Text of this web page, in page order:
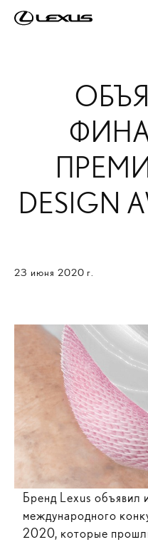
DESIGN
23 июня 2020 г.
Бренд Lexus объявил
международного
2020, которые